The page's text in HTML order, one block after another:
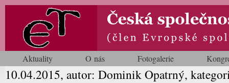
Aktuality O nás Fotogalerie
10.04.2015, autor: Dominik Opatrný,